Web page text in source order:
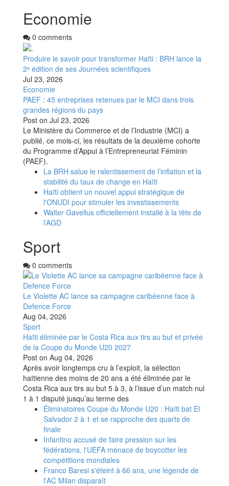
Economie
0 comments
Produire le savoir pour transformer Haïti : BRH lance la
2ᵉ édition de ses Journées scientifiques
Jul 23, 2026
Economie
PAEF : 45 entreprises retenues par le MCI dans trois
grandes régions du pays
Post on Jul 23, 2026
Le Ministère du Commerce et de l’Industrie (MCI) a
publié, ce mois-ci, les résultats de la deuxième cohorte
du Programme d’Appui à l’Entrepreneuriat Féminin
(PAEF).
La BRH salue le ralentissement de l’inflation et la
stabilité du taux de change en Haïti
Haïti obtient un nouvel appui stratégique de
l'ONUDI pour stimuler les investissements
Walter Gavellus officiellement installé à la tête de
l’AGD
Sport
0 comments
Le Violette AC lance sa campagne caribéenne face à
Defence Force
Aug 04, 2026
Sport
Haïti éliminée par le Costa Rica aux tirs au but et privée
de la Coupe du Monde U20 2027
Post on Aug 04, 2026
Après avoir longtemps cru à l’exploit, la sélection
haïtienne des moins de 20 ans a été éliminée par le
Costa Rica aux tirs au but 5 à 3, à l’issue d’un match nul
1 à 1 disputé jusqu’au terme des
Éliminatoires Coupe du Monde U20 : Haïti bat El
Salvador 2 à 1 et se rapproche des quarts de
finale
Infantino accusé de faire pression sur les
fédérations, l'UEFA menace de boycotter les
compétitions mondiales
Franco Baresi s'éteint à 66 ans, une légende de
l'AC Milan disparaît